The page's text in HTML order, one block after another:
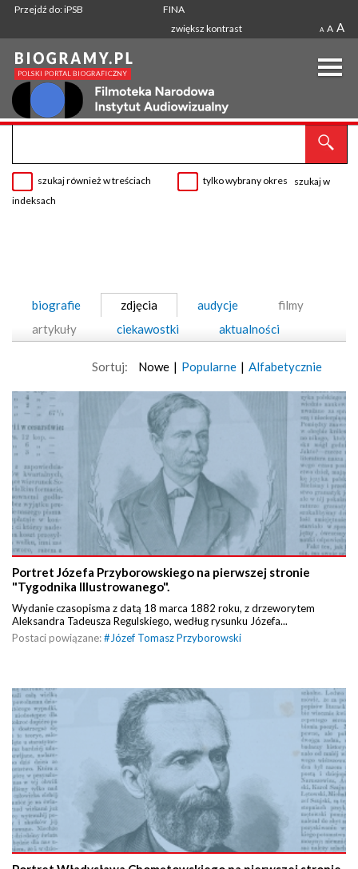
Przejdź do: iPSB
FINA
zwiększ kontrast
A A A
szukaj również w treściach tylko wybrany okres
szukaj w
indeksach
biografie zdjęcia audycje
filmy
artykuły
ciekawostki aktualności
Sortuj: Nowe | Popularne | Alfabetycznie
Portret Józefa Przyborowskiego na pierwszej stronie
"Tygodnika Illustrowanego".
Wydanie czasopisma z datą 18 marca 1882 roku, z drzeworytem
Aleksandra Tadeusza Regulskiego, według rysunku Józefa...
Postaci powiązane:# Józef Tomasz Przyborowski